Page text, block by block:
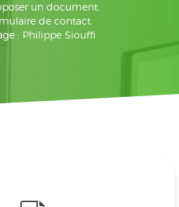
un document,
de contact.
: Philippe Siouffi